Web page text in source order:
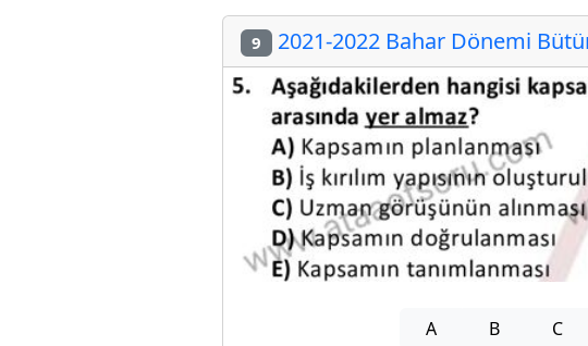
9 2021-2022 Bahar Dönemi
A B C